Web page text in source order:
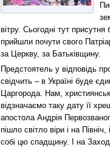
вітру. Сьогодні тут
прийшли почути свого
за Церкву, за Батьківщину.
Предстоятель у відповідь
свідчить – в Україні буде
Царгорода. Нам,
відзначаємо таку дату її
апостола Андрія
пішло світло віри і на
собі цю спадщину. І на